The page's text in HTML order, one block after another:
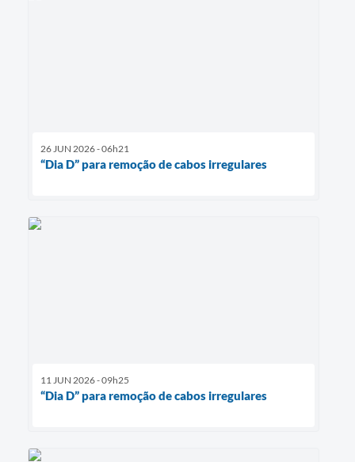
26 JUN 2026 - 06h21
“Dia D” para remoção de cabos irregulares
11 JUN 2026 - 09h25
“Dia D” para remoção de cabos irregulares